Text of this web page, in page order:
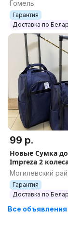
БЕСПЛАТНАЯ
Гомель
Гарантия
Доставка по
99 р.
Новые Сумка
Impreza 2
л)+ Бесплатная
по РБ
Могилевский
Могилевская
Гарантия
Доставка по
Все